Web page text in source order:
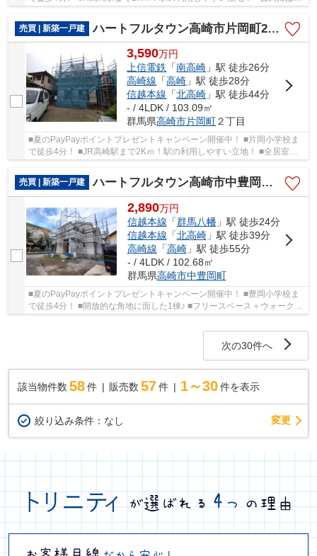
しいシューズインクローク完備！ ○片岡小学校...
売買 | 新築一戸建
ハートフルタウン高崎市片岡町2丁目31ーA
3,590万円
上信電鉄 「南高崎 」駅 徒歩26分
高崎線 「高崎 」駅 徒歩28分
信越本線 「北高崎 」駅 徒歩44分
- / 4LDK / 103.09㎡
群馬県高崎市片岡町２丁目
■夏のPayPayポイントプレゼントキャンペーン開催中！ ■片岡小学校ま
で徒歩4分！ ■JR高崎駅まで2Kｍ！駅の利用しやすい立地！ ■全居室洋
売買 | 新築一戸建
ハートフルタウン高崎市中豊岡町63ー①
2,890万円
信越本線 「群馬八幡」駅 徒歩24分
信越本線 「北高崎」駅 徒歩39分
高崎線 「高崎」駅 徒歩55分
- / 4LDK / 102.68㎡
群馬県高崎市中豊岡町
■夏のPayPayポイントプレゼントキャンペーン開催中！ ■豊岡小学校ま
で徒歩4分！ ■開放的な角地に面した1棟♪ ■フリースペース＋ウォークイ
次の30件へ
該当物件数 58件 販売数 57 件 1～30 件を表示
絞り込み条件： なし 変更